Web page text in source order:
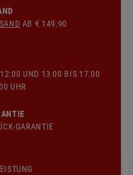
AB € 149,90
UND 13:00 BIS 17:00
UHR
GARANTIE